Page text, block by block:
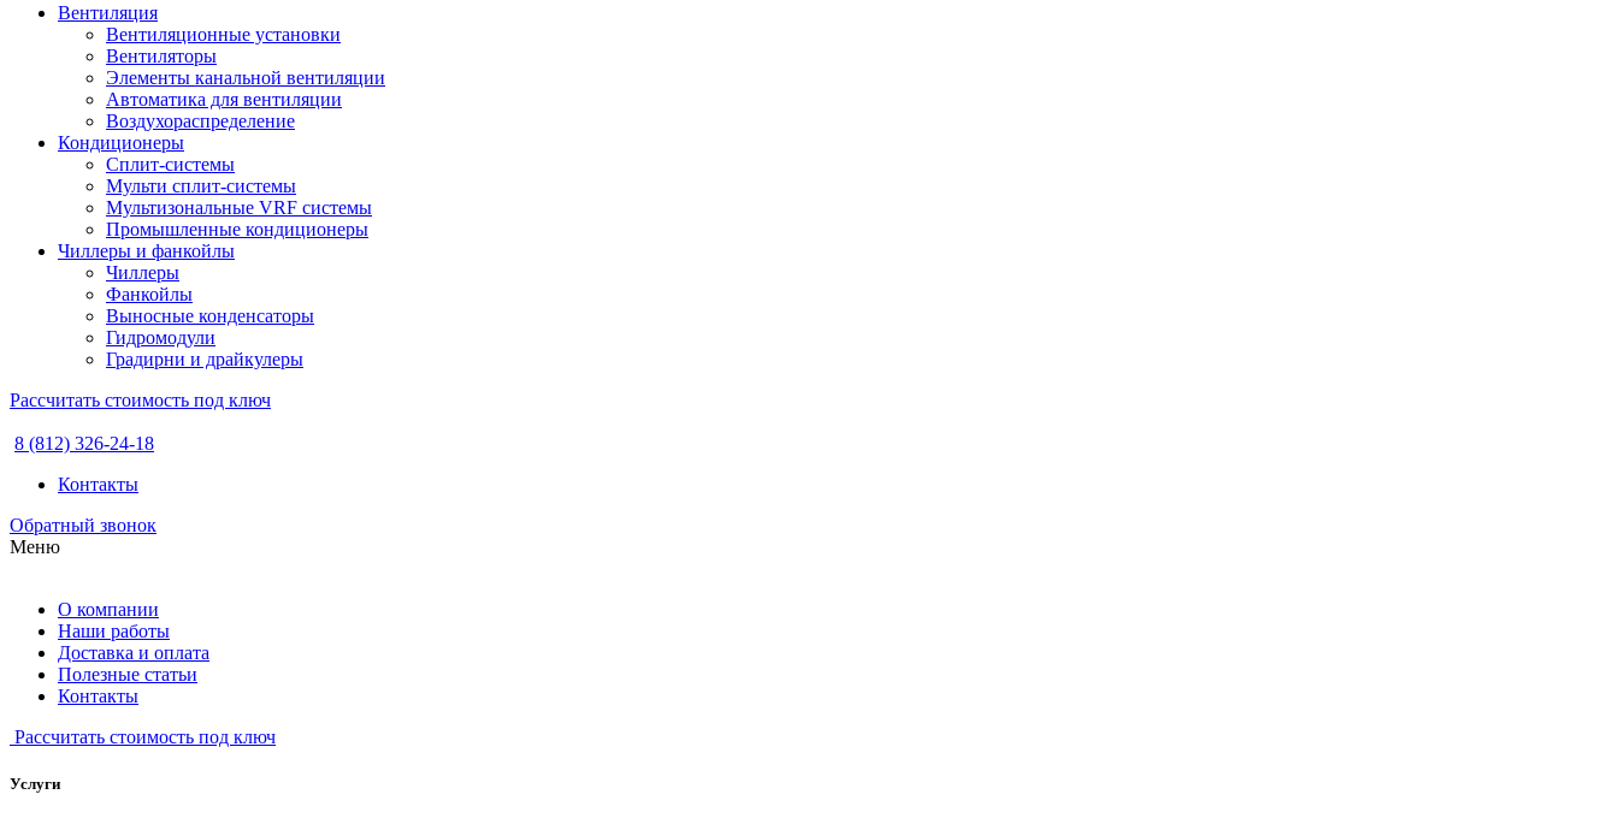
Вентиляция
Вентиляционные установки
Вентиляторы
Элементы канальной вентиляции
Автоматика для вентиляции
Воздухораспределение
Кондиционеры
Сплит-системы
Мульти сплит-системы
Мультизональные VRF системы
Промышленные кондиционеры
Чиллеры и фанкойлы
Чиллеры
Фанкойлы
Выносные конденсаторы
Гидромодули
Градирни и драйкулеры
Рассчитать стоимость под ключ
8 (812) 326-24-18
Контакты
Обратный звонок
Меню
О компании
Наши работы
Доставка и оплата
Полезные статьи
Контакты
Рассчитать стоимость под ключ
Услуги